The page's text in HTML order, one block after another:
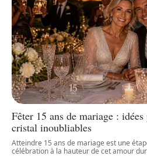
Fêter 15 ans de mariage :
cristal inoubliables
Atteindre 15 ans de mariage est une
célébration à la hauteur de cet amour